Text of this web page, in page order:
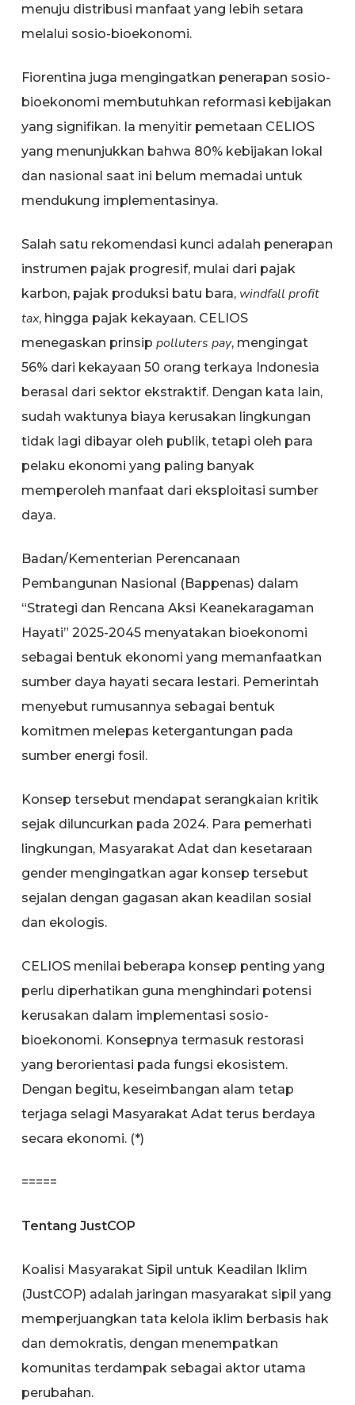
menuju distribusi manfaat yang lebih setara
melalui sosio-bioekonomi.
Fiorentina juga mengingatkan penerapan sosio-
bioekonomi membutuhkan reformasi kebijakan
yang signifikan. Ia menyitir pemetaan CELIOS
yang menunjukkan bahwa 80% kebijakan lokal
dan nasional saat ini belum memadai untuk
mendukung implementasinya.
Salah satu rekomendasi kunci adalah penerapan
instrumen pajak progresif, mulai dari pajak
karbon, pajak produksi batu bara, windfall profit
tax, hingga pajak kekayaan. CELIOS
menegaskan prinsip polluters pay, mengingat
56% dari kekayaan 50 orang terkaya Indonesia
berasal dari sektor ekstraktif. Dengan kata lain,
sudah waktunya biaya kerusakan lingkungan
tidak lagi dibayar oleh publik, tetapi oleh para
pelaku ekonomi yang paling banyak
memperoleh manfaat dari eksploitasi sumber
daya.
Badan/Kementerian Perencanaan
Pembangunan Nasional (Bappenas) dalam
“Strategi dan Rencana Aksi Keanekaragaman
Hayati” 2025-2045 menyatakan bioekonomi
sebagai bentuk ekonomi yang memanfaatkan
sumber daya hayati secara lestari. Pemerintah
menyebut rumusannya sebagai bentuk
komitmen melepas ketergantungan pada
sumber energi fosil.
Konsep tersebut mendapat serangkaian kritik
sejak diluncurkan pada 2024. Para pemerhati
lingkungan, Masyarakat Adat dan kesetaraan
gender mengingatkan agar konsep tersebut
sejalan dengan gagasan akan keadilan sosial
dan ekologis.
CELIOS menilai beberapa konsep penting yang
perlu diperhatikan guna menghindari potensi
kerusakan dalam implementasi sosio-
bioekonomi. Konsepnya termasuk restorasi
yang berorientasi pada fungsi ekosistem.
Dengan begitu, keseimbangan alam tetap
terjaga selagi Masyarakat Adat terus berdaya
secara ekonomi. (*)
=====
Tentang JustCOP
Koalisi Masyarakat Sipil untuk Keadilan Iklim
(JustCOP) adalah jaringan masyarakat sipil yang
memperjuangkan tata kelola iklim berbasis hak
dan demokratis, dengan menempatkan
komunitas terdampak sebagai aktor utama
perubahan.